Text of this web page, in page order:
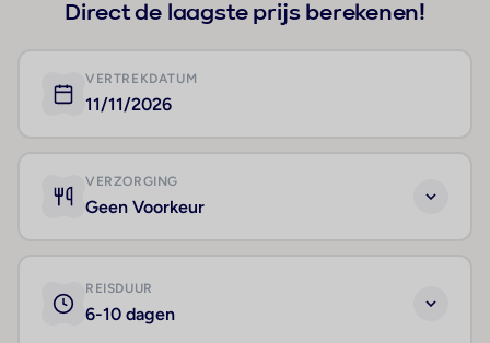
Direct de laagste prijs berekenen!
VERTREKDATUM
11/11/2026
VERZORGING
Geen Voorkeur
REISDUUR
6-10 dagen